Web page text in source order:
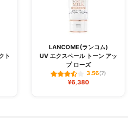
ト
LANCOME(ランコム)
UV エクスペール トーン アッ
プ ローズ
3.56(7)
¥6,380